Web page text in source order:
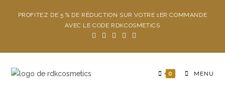
PROFITEZ DE 5 % DE RÉDUCTION SUR VOTRE 1ER COMMANDE
AVEC LE CODE RDKCOSMETICS
0 MENU